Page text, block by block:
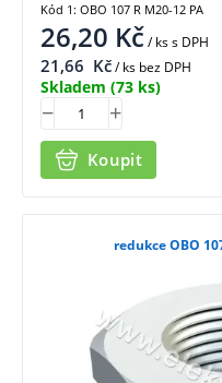
26,20 Kč/ kss DPH
21,66 Kč/ ks bez DPH
Skladem (73 ks)
Koupit
Kód 1: OBO 107 R M20-12 PA